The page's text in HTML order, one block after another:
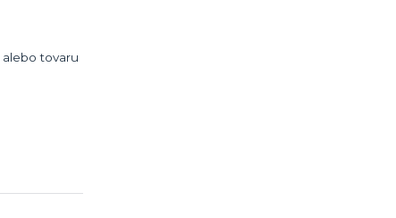
alebo tovaru